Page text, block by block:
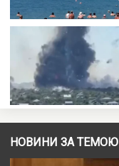
НОВИНИ ЗА ТЕМОЮ